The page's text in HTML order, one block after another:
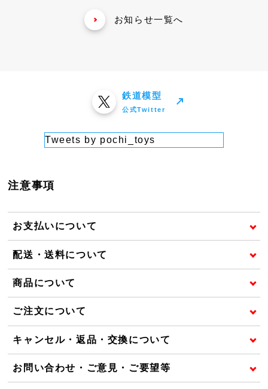
お知らせ一覧へ
鉄道模型
公式Twitter
Tweets by pochi_toys
注意事項
お支払いについて
配送・送料について
商品について
ご注文について
キャンセル・返品・交換について
お問い合わせ・ご意見・ご要望等